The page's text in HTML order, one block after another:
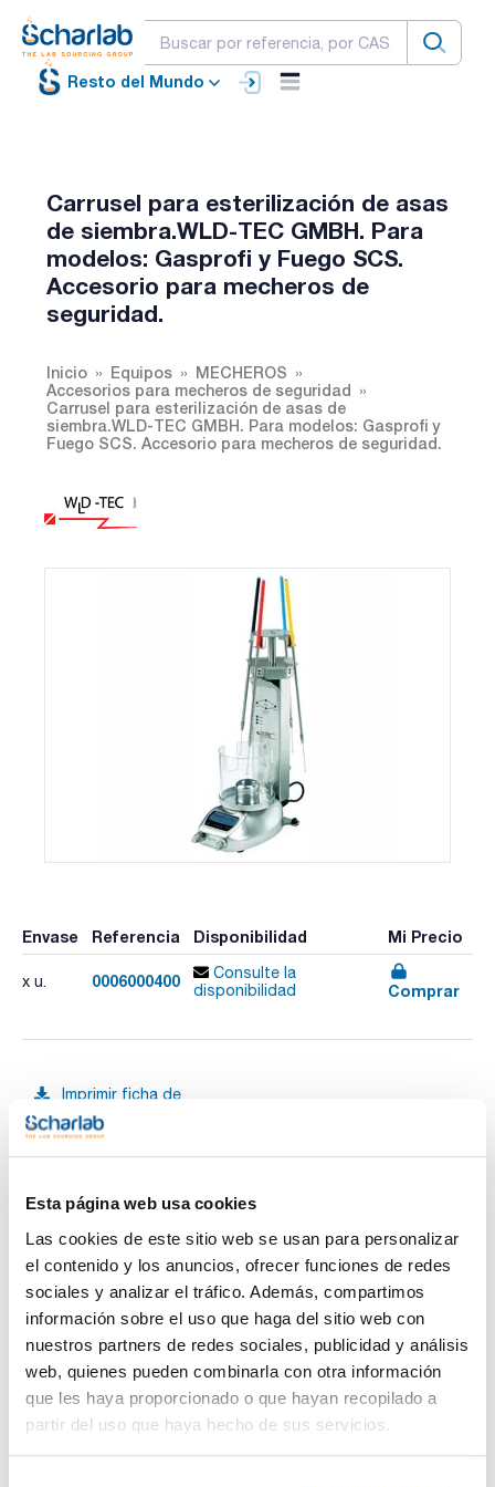
Esta página web usa cookies
Las cookies de este sitio web se usan para personalizar
el contenido y los anuncios, ofrecer funciones de redes
sociales y analizar el tráfico. Además, compartimos
información sobre el uso que haga del sitio web con
nuestros partners de redes sociales, publicidad y análisis
web, quienes pueden combinarla con otra información
que les haya proporcionado o que hayan recopilado a
partir del uso que haya hecho de sus servicios.
Resto del Mundo
Carrusel para esterilización de asas
de siembra.WLD-TEC GMBH. Para
modelos: Gasprofi y Fuego SCS.
Accesorio para mecheros de
seguridad.
Inicio Equipos
MECHEROS
Accesorios para mecheros de seguridad
Carrusel para esterilización de asas de
siembra.WLD-TEC GMBH. Para modelos: Gasprofi y
Fuego SCS. Accesorio para mecheros de seguridad.
Envase Referencia Disponibilidad Mi Precio
x u. 0006000400
Consulte la
disponibilidad
Comprar
Imprimir ficha de
producto
Características
Accesorios para mecheros de seguridad
Ver más
Documentación técnica
TDS / Ficha técnica
Regístrate para
descargas
COA
Regístrate para
descargas
SDS/ Hoja de seguridad